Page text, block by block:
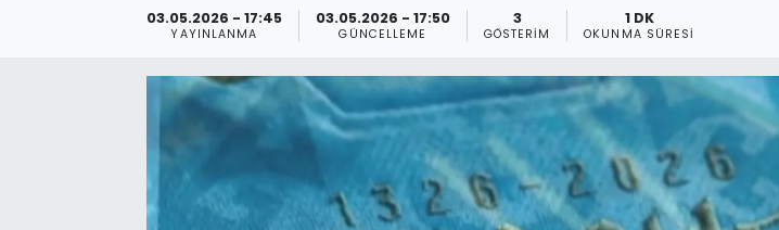
03.05.2026 - 17:45
YAYINLANMA
03.05.2026 - 17:50
GÜNCELLEME
3
GÖSTERIM
1 DK
OKUNMA SÜRESI